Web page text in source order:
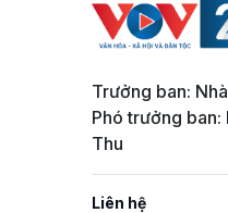
Trưởng ban:
Phó trưởng ban:
Thu
Liên hệ